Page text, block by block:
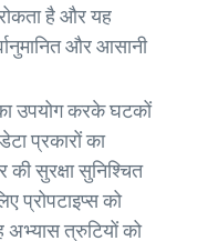
है और यह
और आसानी
उपयोग करके घटकों
प्रकारों का
सुरक्षा सुनिश्चित
प्रोपटाइप्स को
अभ्यास त्रुटियों को